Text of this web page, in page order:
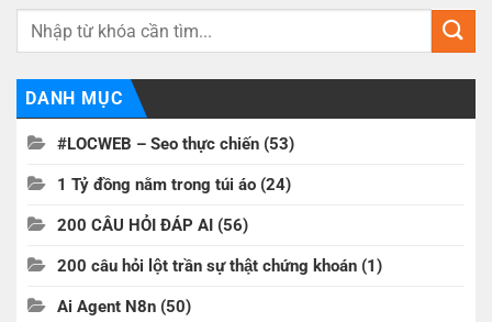
DANH MỤC
#LOCWEB – Seo thực chiến (53)
1 Tỷ đồng nằm trong túi áo (24)
200 CÂU HỎI ĐÁP AI (56)
200 câu hỏi lột trần sự thật chứng khoán (1)
Ai Agent N8n (50)